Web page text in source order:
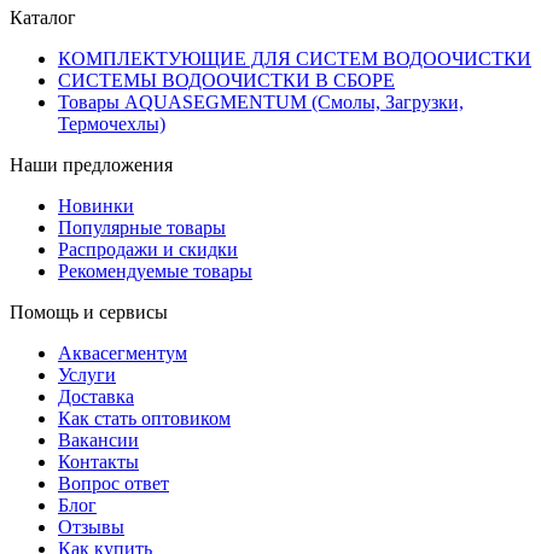
Каталог
КОМПЛЕКТУЮЩИЕ ДЛЯ СИСТЕМ ВОДООЧИСТКИ
СИСТЕМЫ ВОДООЧИСТКИ В СБОРЕ
Товары AQUASEGMENTUM (Смолы, Загрузки,
Термочехлы)
Наши предложения
Новинки
Популярные товары
Распродажи и скидки
Рекомендуемые товары
Помощь и сервисы
Аквасегментум
Услуги
Доставка
Как стать оптовиком
Вакансии
Контакты
Вопрос ответ
Блог
Отзывы
Как купить